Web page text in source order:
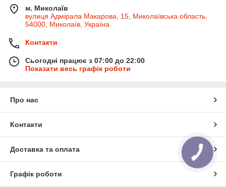
м. Миколаїв
вулиця Адмірала Макарова, 15, Миколаївська область,
54000, Миколаїв, Україна
Контакти
Сьогодні працює з 07:00 до 22:00
Показати весь графік роботи
Про нас
Контакти
Доставка та оплата
Графік роботи